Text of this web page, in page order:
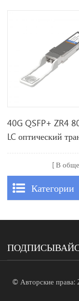
40G QSFP+ ZR4
LC оптический
В
Категории
© Авторские права: